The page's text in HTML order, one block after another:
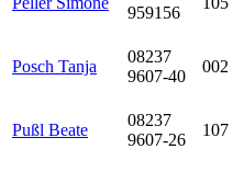
959156
Posch Tanja
08237
9607-40
002
Pußl Beate
08237
9607-26
107